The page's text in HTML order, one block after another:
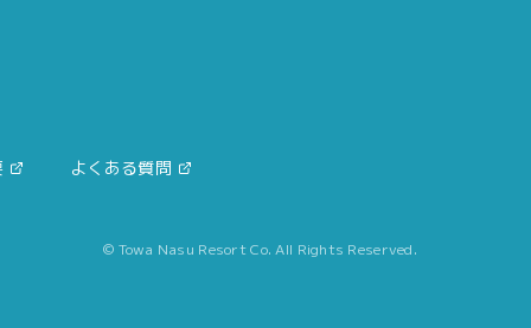
よくある質問
© Towa Nasu Resort Co. All Rights Reserved.